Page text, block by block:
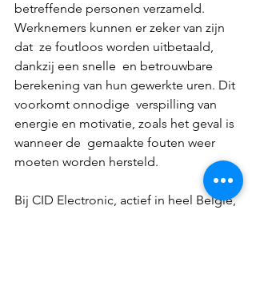
betreffende personen verzameld.
Werknemers kunnen er zeker van zijn
dat  ze foutloos worden uitbetaald,
dankzij een snelle  en betrouwbare
berekening van hun gewerkte uren. Dit
voorkomt onnodige  verspilling van
energie en motivatie, zoals het geval is
wanneer de  gemaakte fouten weer
moeten worden hersteld.
Bij CID Electronic, actief in heel België,